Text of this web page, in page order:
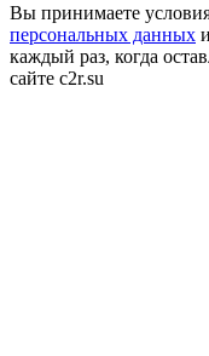
Вы принимаете
персональных данных и
каждый раз, когда
сайте c2r.su